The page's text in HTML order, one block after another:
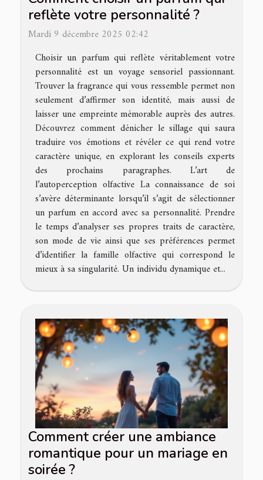
reflète votre personnalité ?
Mardi 9 décembre 2025 02:42
Choisir un parfum qui reflète véritablement votre
personnalité est un voyage sensoriel passionnant.
Trouver la fragrance qui vous ressemble permet non
seulement d’affirmer son identité, mais aussi de
laisser une empreinte mémorable auprès des autres.
Découvrez comment dénicher le sillage qui saura
traduire vos émotions et révéler ce qui rend votre
caractère unique, en explorant les conseils experts
des prochains paragraphes. L’art de
l’autoperception olfactive La connaissance de soi
s’avère déterminante lorsqu’il s’agit de sélectionner
un parfum en accord avec sa personnalité. Prendre
le temps d’analyser ses propres traits de caractère,
son mode de vie ainsi que ses préférences permet
d’identifier la famille olfactive qui correspond le
mieux à sa singularité. Un individu dynamique et...
Comment créer une ambiance
romantique pour un mariage en
soirée ?